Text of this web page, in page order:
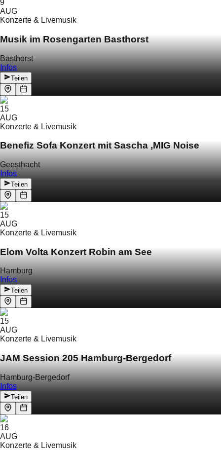
9
AUG
Konzerte & Livemusik
Musik im Rosengarten Basthorst
Basthorst
Infos
Teilen
15
AUG
Konzerte & Livemusik
Benefiz Sofa Konzert mit Sascha ‚MIG Noise
Geesthacht
Infos
Teilen
15
AUG
Konzerte & Livemusik
Elom Volta Konzert Robin am See
Hamburg
Infos
Teilen
15
AUG
Konzerte & Livemusik
JAM Session 205 Hamburg-Bergedorf
Hamburg-Bergedorf
Infos
Teilen
16
AUG
Konzerte & Livemusik